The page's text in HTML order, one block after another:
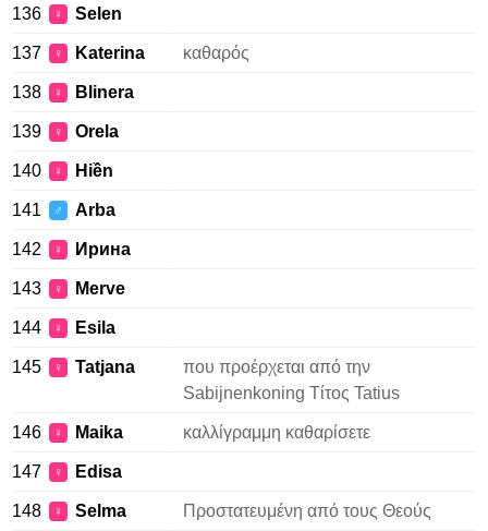
136 ♀ Selen
137 ♀ Katerina καθαρός
138 ♀ Blinera
139 ♀ Orela
140 ♀ Hiền
141 ♂ Arba
142 ♀ Ирина
143 ♀ Merve
144 ♀ Esila
145 ♀ Tatjana
που προέρχεται από την
Sabijnenkoning Τίτος Tatius
146 ♀ Maika καλλίγραμμη καθαρίσετε
147 ♀ Edisa
148 ♀ Selma Προστατευμένη από τους Θεούς